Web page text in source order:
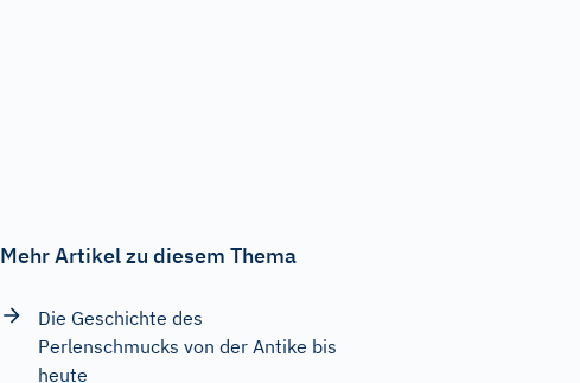
Mehr Artikel zu diesem Thema
Die Geschichte des
Perlenschmucks von der Antike bis
heute